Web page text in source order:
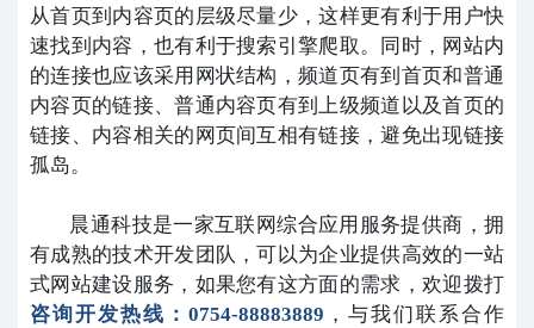
从首页到内容页的层级尽量少，这样更有利于用户快
速找到内容，也有利于搜索引擎爬取。同时，网站内
的连接也应该采用网状结构，频道页有到首页和普通
内容页的链接、普通内容页有到上级频道以及首页的
链接、内容相关的网页间互相有链接，避免出现链接
孤岛。
晨通科技是一家互联网综合应用服务提供商，拥
有成熟的技术开发团队，可以为企业提供高效的一站
式网站建设服务，如果您有这方面的需求，欢迎拨打
咨询开发热线：0754-88883889 ，与我们联系合作